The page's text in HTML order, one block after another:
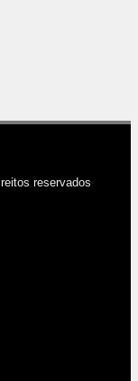
reservados